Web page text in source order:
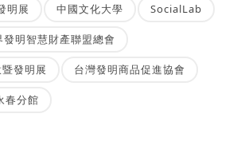
明展 中國文化大學 SocialLab
發明智慧財產聯盟總會
發明展 台灣發明商品促進協會
春分館